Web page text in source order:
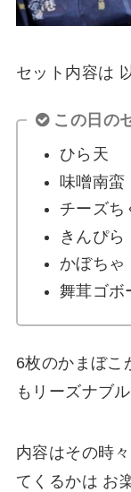
セット内容は
この日の
ひら天
味噌南蛮
チーズち
きんぴら
かぼちゃ
舞茸ゴボ
6枚のかまぼこ
もリーズナブル
内容はその時
てくるかは お